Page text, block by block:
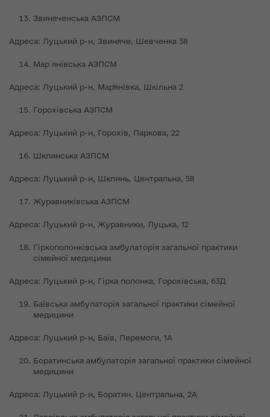
Звиняченська АЗПСМ
Адреса: Луцький р-н, Звиняче, Шевченка 38
Мар`янівська АЗПСМ
Адреса: Луцький р-н, Мар'янівка, Шкільна 2
Горохівська АЗПСМ
Адреса: Луцький р-н, Горохів, Паркова, 22
Шклинська АЗПСМ
Адреса: Луцький р-н, Шклинь, Центральна, 58
Журавниківська АЗПСМ
Адреса: Луцький р-н, Журавники, Луцька, 12
Гіркополонківська амбулаторія загальної практики
сімейної медицини
Адреса: Луцький р-н, Гірка полонка, Горохівська, 63Д
Баївська амбулаторія загальної практики сімейної
медицини
Адреса: Луцький р-н, Баїв, Перемоги, 1А
Боратинська амбулаторія загальної практики сімейної
медицини
Адреса: Луцький р-н, Боратин, Центральна, 2А